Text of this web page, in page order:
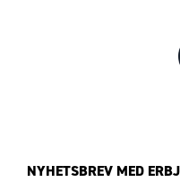
NYHETSBREV MED